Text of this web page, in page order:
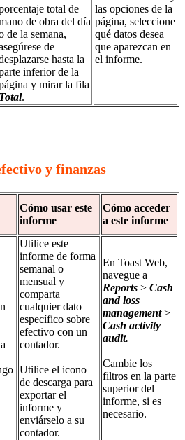
total de
de obra del día
de la semana,
de
hasta la
inferior de la
y mirar la fila
Total.
las opciones de la
página, seleccione
qué datos desea
que aparezcan en
el informe.
y finanzas
Cómo usar este
informe
Cómo acceder
a este informe
Utilice este
informe de forma
semanal o
mensual y
comparta
cualquier dato
específico sobre
efectivo con un
contador.
Utilice el icono
de descarga para
exportar el
informe y
enviárselo a su
contador.
En Toast Web,
navegue a
Reports > Cash
and loss
management>
Cash activity
audit.
Cambie los
filtros en la parte
superior del
informe, si es
necesario.